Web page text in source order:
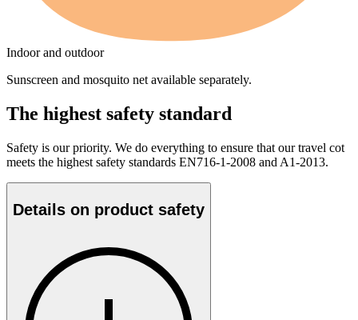
Indoor and outdoor
Sunscreen and mosquito net available separately.
The highest safety standard
Safety is our priority. We do everything to ensure that our travel cot
meets the highest safety standards EN716-1-2008 and A1-2013.
Details on product safety